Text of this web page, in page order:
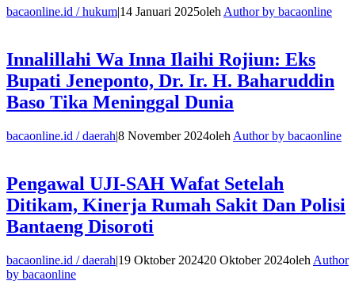
bacaonline.id / hukum|14 Januari 2025oleh Author by bacaonline
Innalillahi Wa Inna Ilaihi Rojiun: Eks
Bupati Jeneponto, Dr. Ir. H. Baharuddin
Baso Tika Meninggal Dunia
bacaonline.id / daerah|8 November 2024oleh Author by bacaonline
Pengawal UJI-SAH Wafat Setelah
Ditikam, Kinerja Rumah Sakit Dan Polisi
Bantaeng Disoroti
bacaonline.id / daerah|19 Oktober 202420 Oktober 2024oleh Author
by bacaonline